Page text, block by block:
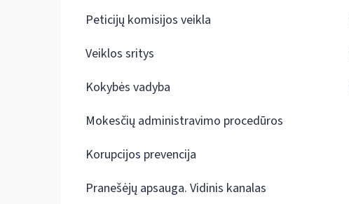
Peticijų komisijos veikla
Veiklos sritys
Kokybės vadyba
Mokesčių administravimo procedūros
Korupcijos prevencija
Pranešėjų apsauga. Vidinis kanalas